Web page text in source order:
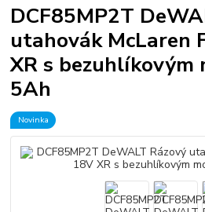
DCF85MP2T
utahovák McLaren
XR s bezuhlíkovým
5Ah
Novinka